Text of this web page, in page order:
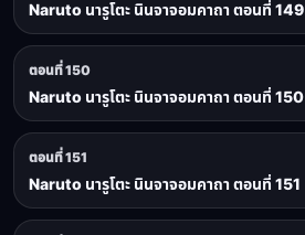
Naruto นารูโตะ นินจาจอมคาถา ตอนที่ 149
ตอนที่ 150
Naruto นารูโตะ นินจาจอมคาถา ตอนที่ 150
ตอนที่ 151
Naruto นารูโตะ นินจาจอมคาถา ตอนที่ 151